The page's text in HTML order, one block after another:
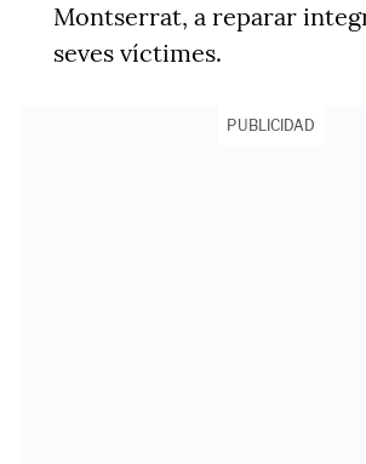
Montserrat, a reparar
seves víctimes.
PUBLICIDAD